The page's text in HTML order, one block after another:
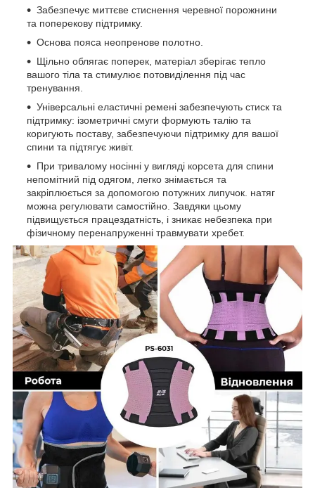
Забезпечує миттєве стиснення черевної порожнини
та поперекову підтримку.
Основа пояса неопренове полотно.
Щільно облягає поперек, матеріал зберігає тепло
вашого тіла та стимулює потовиділення під час
тренування.
Універсальні еластичні ремені забезпечують стиск та
підтримку: ізометричні смуги формують талію та
коригують поставу, забезпечуючи підтримку для вашої
спини та підтягує живіт.
При тривалому носінні у вигляді корсета для спини
непомітний під одягом, легко знімається та
закріплюється за допомогою потужних липучок. натяг
можна регулювати самостійно. Завдяки цьому
підвищується працездатність, і зникає небезпека при
фізичному перенапруженні травмувати хребет.